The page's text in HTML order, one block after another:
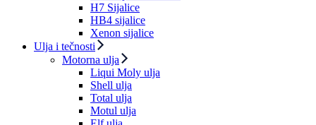
H7 Sijalice
HB4 sijalice
Xenon sijalice
Ulja i tečnosti
Motorna ulja
Liqui Moly ulja
Shell ulja
Total ulja
Motul ulja